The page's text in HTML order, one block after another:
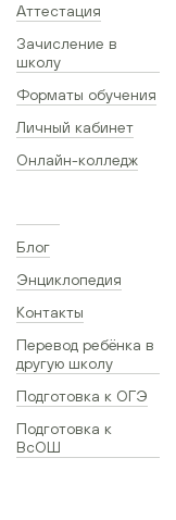
Аттестация
Зачисление в
школу
Форматы обучения
Личный кабинет
Онлайн-колледж
Блог
Энциклопедия
Контакты
Перевод ребёнка в
другую школу
Подготовка к ОГЭ
Подготовка к
ВсОШ